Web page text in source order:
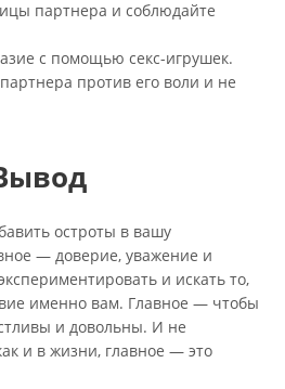
партнера и соблюдайте
с помощью секс-игрушек.
против его воли и не
остроты в вашу
— доверие, уважение и
и искать то,
именно вам. Главное — чтобы
и довольны. И не
и в жизни, главное — это